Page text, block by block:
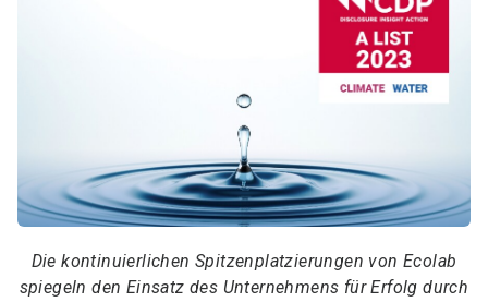
Die kontinuierlichen Spitzenplatzierungen von Ecolab
spiegeln den Einsatz des Unternehmens für Erfolg durch